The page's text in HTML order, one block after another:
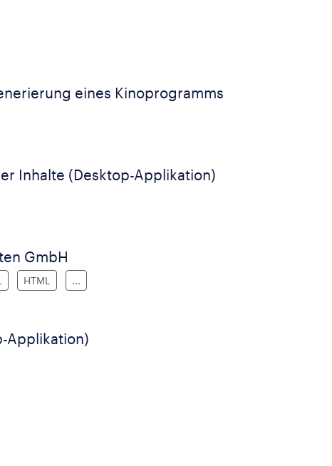
eines Kinoprogramms
Inhalte (Desktop-Applikation)
GmbH
HTML ...
Applikation)